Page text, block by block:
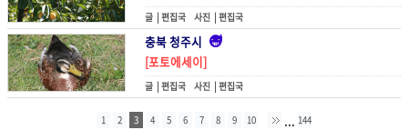
글 |편집국 사진 |편집국
충북 청주시
[포토에세이]
글 |편집국 사진 |편집국
1 2 3 4 5 6 7 8 9 10 ... 144